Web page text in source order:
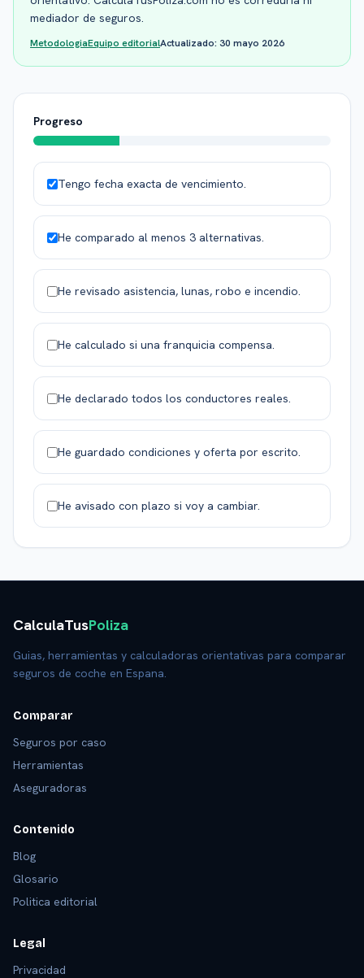
mediador de seguros.
MetodologiaEquipo editorialActualizado: 30 mayo 2026
Progreso
Tengo fecha exacta de vencimiento.
He comparado al menos 3 alternativas.
He revisado asistencia, lunas, robo e incendio.
He calculado si una franquicia compensa.
He declarado todos los conductores reales.
He guardado condiciones y oferta por escrito.
He avisado con plazo si voy a cambiar.
CalculaTusPoliza
Guias, herramientas y calculadoras orientativas para comparar
seguros de coche en Espana.
Comparar
Seguros por caso
Herramientas
Aseguradoras
Contenido
Blog
Glosario
Politica editorial
Legal
Privacidad